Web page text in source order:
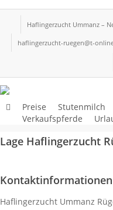
Skip
main
content
Haflingerzucht Ummanz –
haflingerzucht-ruegen@t-
Preise Stutenmilch
Verkaufspferde
Lage Haflingerzucht
Kontaktinformationen
Haflingerzucht Ummanz